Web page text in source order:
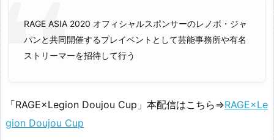
RAGE ASIA 2020 オフィシャルスポンサーのレノボ・ジャ
パンと共同開催するプレイベントとして芸能事務所や有名
ストリーマーを招待して行う
「RAGE×Legion Doujou Cup」本配信はこちら⇒RAGE×Le
gion Doujou Cup